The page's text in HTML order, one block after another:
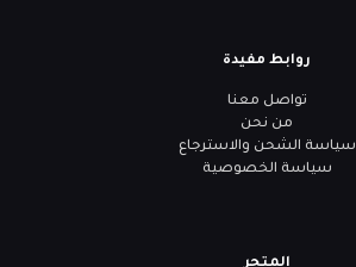
روابط مفيدة
تواصل معنا
من نحن
سياسة الشحن والاسترجاع
سياسة الخصوصية
المتجر